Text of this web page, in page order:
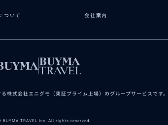
ついて 会社案内
株式会社エニグモ（東証プライム上場）のグループサービスです。
BUYMA TRAVEL Inc. All rights reserved.